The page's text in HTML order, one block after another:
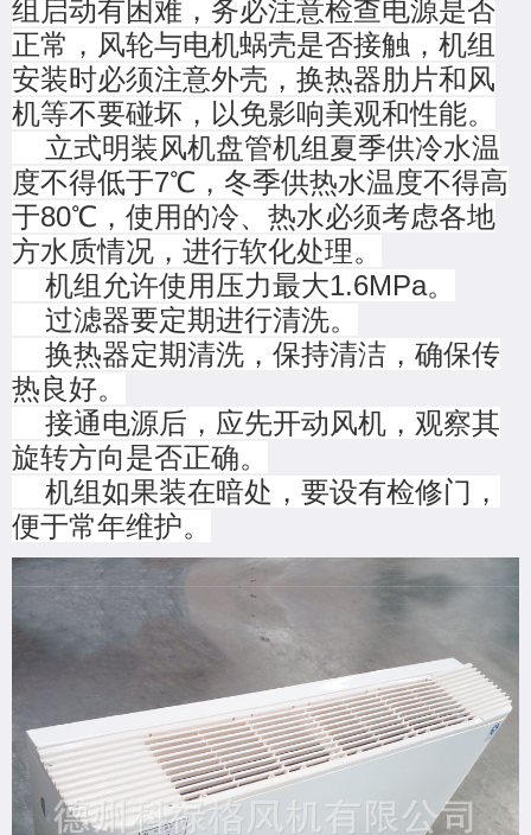
组启动有困难，务必注意检查电源是否
正常，风轮与电机蜗壳是否接触，机组
安装时必须注意外壳，换热器肋片和风
机等不要碰坏，以免影响美观和性能。
立式明装风机盘管机组夏季供冷水温
度不得低于7℃，冬季供热水温度不得高
于80℃，使用的冷、热水必须考虑各地
方水质情况，进行软化处理。
机组允许使用压力最大1.6MPa。
过滤器要定期进行清洗。
换热器定期清洗，保持清洁，确保传
热良好。
接通电源后，应先开动风机，观察其
旋转方向是否正确。
机组如果装在暗处，要设有检修门，
便于常年维护。